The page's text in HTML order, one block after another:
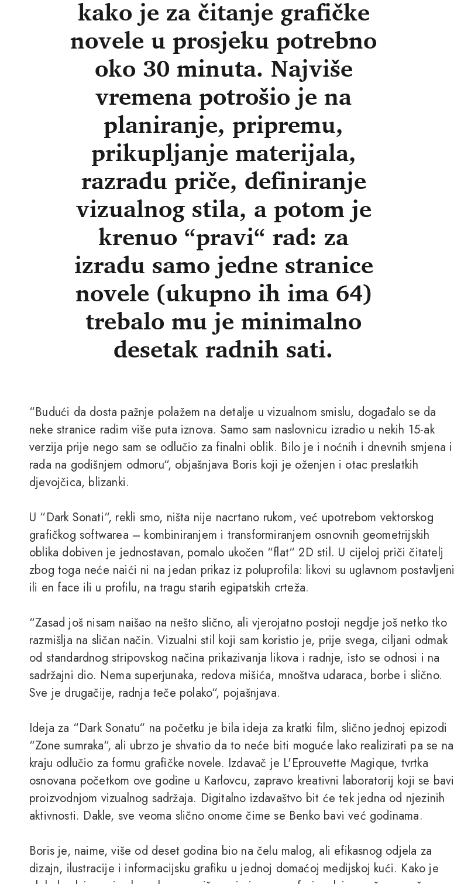
kako je za čitanje grafičke
novele u prosjeku potrebno
oko 30 minuta. Najviše
vremena potrošio je na
planiranje, pripremu,
prikupljanje materijala,
razradu priče, definiranje
vizualnog stila, a potom je
krenuo “pravi“ rad: za
izradu samo jedne stranice
novele (ukupno ih ima 64)
trebalo mu je minimalno
desetak radnih sati.
“Budući da dosta pažnje polažem na detalje u vizualnom smislu, događalo se da
neke stranice radim više puta iznova. Samo sam naslovnicu izradio u nekih 15-ak
verzija prije nego sam se odlučio za finalni oblik. Bilo je i noćnih i dnevnih smjena i
rada na godišnjem odmoru“, objašnjava Boris koji je oženjen i otac preslatkih
djevojčica, blizanki.
U “Dark Sonati“, rekli smo, ništa nije nacrtano rukom, već upotrebom vektorskog
grafičkog softwarea – kombiniranjem i transformiranjem osnovnih geometrijskih
oblika dobiven je jednostavan, pomalo ukočen “flat“ 2D stil. U cijeloj priči čitatelj
zbog toga neće naići ni na jedan prikaz iz poluprofila: likovi su uglavnom postavljeni
ili en face ili u profilu, na tragu starih egipatskih crteža.
“Zasad još nisam naišao na nešto slično, ali vjerojatno postoji negdje još netko tko
razmišlja na sličan način. Vizualni stil koji sam koristio je, prije svega, ciljani odmak
od standardnog stripovskog načina prikazivanja likova i radnje, isto se odnosi i na
sadržajni dio. Nema superjunaka, redova mišića, mnoštva udaraca, borbe i slično.
Sve je drugačije, radnja teče polako“, pojašnjava.
Ideja za “Dark Sonatu“ na početku je bila ideja za kratki film, slično jednoj epizodi
“Zone sumraka“, ali ubrzo je shvatio da to neće biti moguće lako realizirati pa se na
kraju odlučio za formu grafičke novele. Izdavač je L'Eprouvette Magique, tvrtka
osnovana početkom ove godine u Karlovcu, zapravo kreativni laboratorij koji se bavi
proizvodnjom vizualnog sadržaja. Digitalno izdavaštvo bit će tek jedna od njezinih
aktivnosti. Dakle, sve veoma slično onome čime se Benko bavi već godinama.
Boris je, naime, više od deset godina bio na čelu malog, ali efikasnog odjela za
dizajn, ilustracije i informacijsku grafiku u jednoj domaćoj medijskoj kući. Kako je